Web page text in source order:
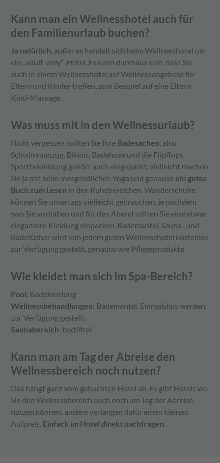
Kann man ein Wellnesshotel auch für
den Familienurlaub buchen?
Ja natürlich, außer es handelt sich beim Wellnesshotel um
ein „adult-only“-Hotel. Es kann durchaus sein, dass Sie
auch in einem Wellnesshotel auf Wellnessangebote für
Eltern und Kinder treffen, zum Beispiel auf eine Eltern-
Kind-Massage.
Was muss mit in den Wellnessurlaub?
Nicht vergessen sollten Sie Ihre Badesachen, also
Schwimmanzug, Bikinis, Badehose und die Flipflops.
Sportbekleidung gehört auch eingepackt, vielleicht machen
Sie ja mit beim morgendlichen Yoga und genauso ein gutes
Buch zum Lesen in den Ruhebereichen. Wanderschuhe
können Sie untertags vielleicht gebrauchen, je nachdem
was Sie vorhaben und für den Abend sollten Sie eine etwas
elegantere Kleidung einpacken. Bademantel, Sauna- und
Badetücher wird von jedem guten Wellnesshotel kostenlos
zur Verfügung gestellt, genauso wie Pflegeprodukte.
Wie kleidet man sich im Spa-Bereich?
Pool: Badekleidung
Wellnessbehandlungen: Bademantel. Einmalslips werden
zur Verfügung gestellt.
Saunabereich: textilfrei
Kann man am Tag der Abreise den
Wellnessbereich noch nutzen?
Das hängt ganz vom gebuchten Hotel ab. Es gibt Hotels wo
Sie den Wellnessbereich auch noch am Tag der Abreise
nutzen können, andere verlangen dafür einen kleinen
Aufpreis. Einfach im Hotel direkt nachfragen.